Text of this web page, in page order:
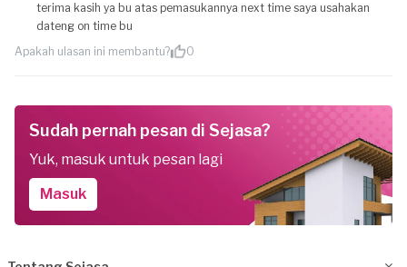
terima kasih ya bu atas pemasukannya next time saya usahakan
dateng on time bu
Apakah ulasan ini membantu?
0
Sudah pernah pesan di Sejasa?
Yuk, masuk untuk pesan lagi
Masuk